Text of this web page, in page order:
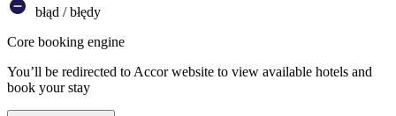
błąd / błędy
Core booking engine
You’ll be redirected to Accor website to view available hotels and
book your stay